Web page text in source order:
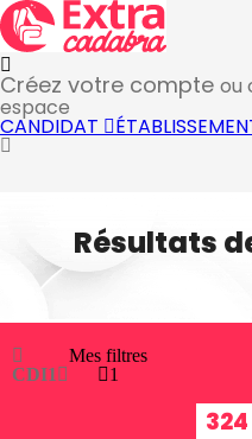
Créez votre compte ou
espace
CANDIDAT
Résultats
CDI1
Mes filtres
1